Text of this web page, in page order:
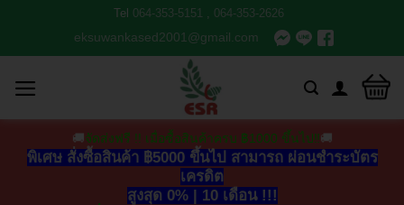
Tel 064-353-5151 , 064-353-2626
eksuwankased2001@gmail.com
🚚 จัดส่งฟรี !! เมื่อซื้อสินค้าครบ ฿1000 ขึ้นไป‼🚚
พิเศษ สั่งซื้อสินค้า ฿5000 ขึ้นไป สามารถ ผ่อนชำระบัตร
เครดิต
สูงสุด 0% | 10 เดือน !!!